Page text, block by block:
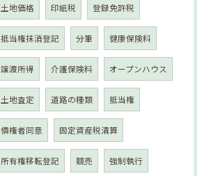
土地価格 印紙税 登録免許税
抵当権抹消登記 分筆 健康保険料
譲渡所得 介護保険料 オープンハウス
土地査定 道路の種類 抵当権
債権者同意 固定資産税清算
所有権移転登記 競売 強制執行